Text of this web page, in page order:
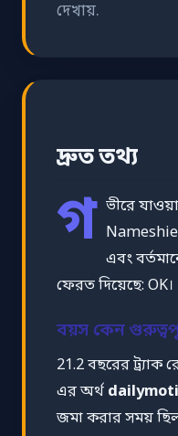
দেখায়.
দ্রুত তথ্য
গ ভীরে
এবং
ফেরত দিয়েছে: OK।
বয়স কেন
21.2 বছরের ট্র্যাক
এর অর্থ
জমা করার সময়